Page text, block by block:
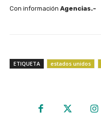
Con información Agencias.-
ETIQUETA estados unidos